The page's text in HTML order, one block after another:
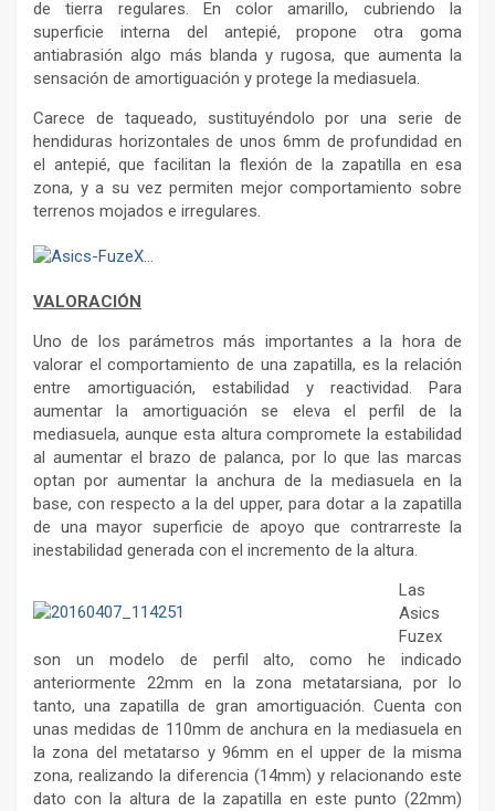
de tierra regulares. En color amarillo, cubriendo la
superficie interna del antepié, propone otra goma
antiabrasión algo más blanda y rugosa, que aumenta la
sensación de amortiguación y protege la mediasuela.
Carece de taqueado, sustituyéndolo por una serie de
hendiduras horizontales de unos 6mm de profundidad en
el antepié, que facilitan la flexión de la zapatilla en esa
zona, y a su vez permiten mejor comportamiento sobre
terrenos mojados e irregulares.
VALORACIÓN
Uno de los parámetros más importantes a la hora de
valorar el comportamiento de una zapatilla, es la relación
entre amortiguación, estabilidad y reactividad. Para
aumentar la amortiguación se eleva el perfil de la
mediasuela, aunque esta altura compromete la estabilidad
al aumentar el brazo de palanca, por lo que las marcas
optan por aumentar la anchura de la mediasuela en la
base, con respecto a la del upper, para dotar a la zapatilla
de una mayor superficie de apoyo que contrarreste la
inestabilidad generada con el incremento de la altura.
Las
Asics
Fuzex
son un modelo de perfil alto, como he indicado
anteriormente 22mm en la zona metatarsiana, por lo
tanto, una zapatilla de gran amortiguación. Cuenta con
unas medidas de 110mm de anchura en la mediasuela en
la zona del metatarso y 96mm en el upper de la misma
zona, realizando la diferencia (14mm) y relacionando este
dato con la altura de la zapatilla en este punto (22mm)